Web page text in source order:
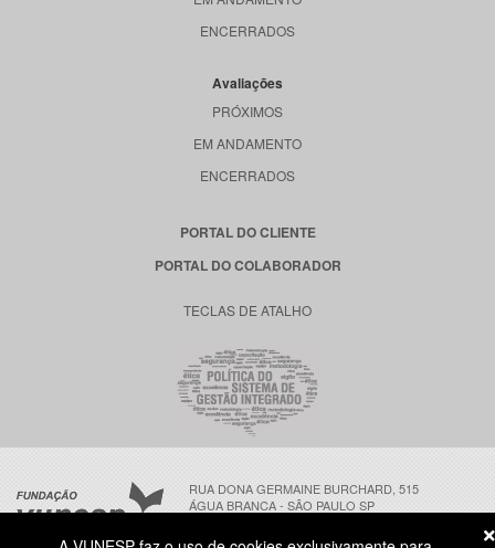
ENCERRADOS
Avaliações
PRÓXIMOS
EM ANDAMENTO
ENCERRADOS
PORTAL DO CLIENTE
PORTAL DO COLABORADOR
TECLAS DE ATALHO
RUA DONA GERMAINE BURCHARD, 515
ÁGUA BRANCA - SÃO PAULO SP